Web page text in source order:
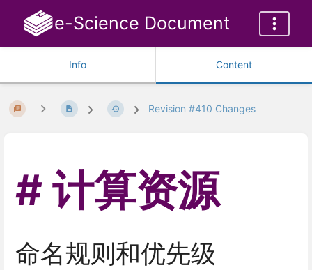
e-Science Document
Info Content
Revision #410 Changes
计算资源
命名规则和优先级